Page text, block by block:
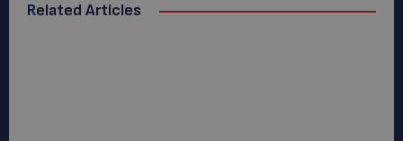
Related Articles